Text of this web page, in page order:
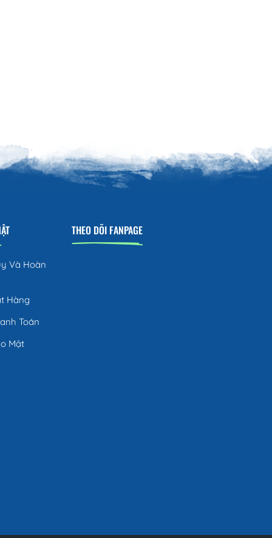
Và Hoàn
Hàng
Toán
Mật
THEO DÕI FANPAGE